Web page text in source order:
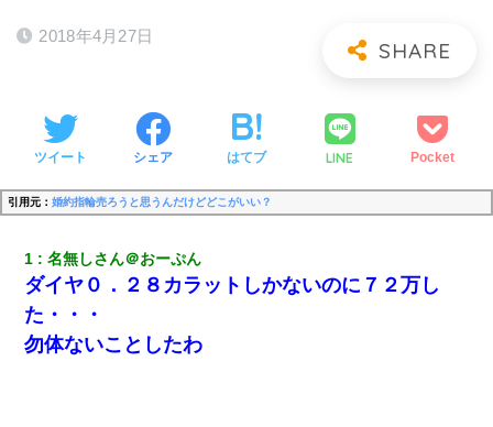
2018年4月27日
ツイート シェア はてブ LINE Pocket
引用元： 婚約指輪売ろうと思うんだけどどこがいい？
1 名無しさん＠おーぷん
ダイヤ０．２８カラットしかないのに７２万し
た・・・
勿体ないことしたわ